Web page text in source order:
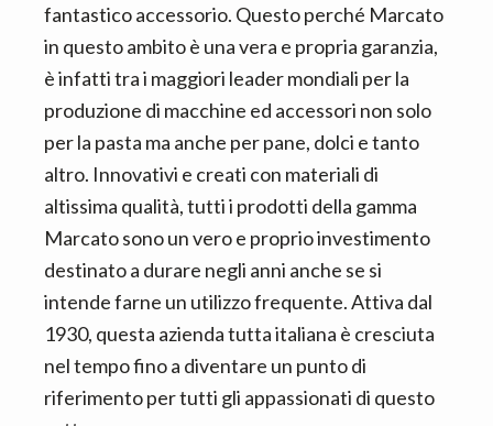
fantastico accessorio. Questo perché Marcato
in questo ambito è una vera e propria garanzia,
è infatti tra i maggiori leader mondiali per la
produzione di macchine ed accessori non solo
per la pasta ma anche per pane, dolci e tanto
altro. Innovativi e creati con materiali di
altissima qualità, tutti i prodotti della gamma
Marcato sono un vero e proprio investimento
destinato a durare negli anni anche se si
intende farne un utilizzo frequente. Attiva dal
1930, questa azienda tutta italiana è cresciuta
nel tempo fino a diventare un punto di
riferimento per tutti gli appassionati di questo